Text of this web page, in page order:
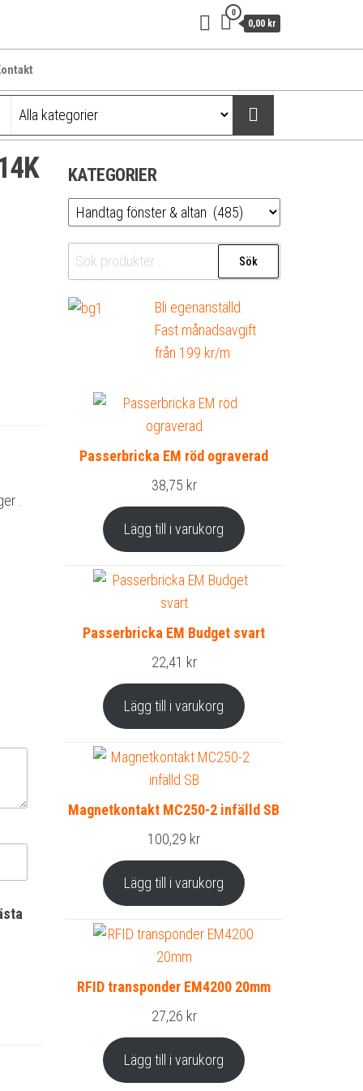
0
0,00 kr
.
KATEGORIER
Sök
efter:
Sök
Bli egenanställd.
Fast månadsavgift
från 199 kr/m
Passerbricka EM röd ograverad
38,75 kr
Lägg till i varukorg
Passerbricka EM Budget svart
22,41 kr
Lägg till i varukorg
Magnetkontakt MC250-2 infälld SB
100,29 kr
Lägg till i varukorg
RFID transponder EM4200 20mm
27,26 kr
Lägg till i varukorg